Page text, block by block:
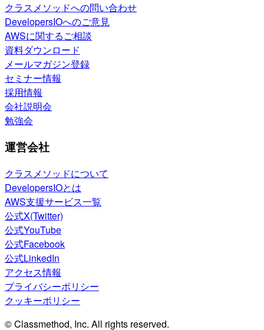
クラスメソッドへの問い合わせ
DevelopersIOへのご意見
AWSに関するご相談
資料ダウンロード
メールマガジン登録
セミナー情報
採用情報
会社説明会
勉強会
運営会社
クラスメソッドについて
DevelopersIOとは
AWS支援サービス一覧
公式X(Twitter)
公式YouTube
公式Facebook
公式LinkedIn
アクセス情報
プライバシーポリシー
クッキーポリシー
© Classmethod, Inc. All rights reserved.